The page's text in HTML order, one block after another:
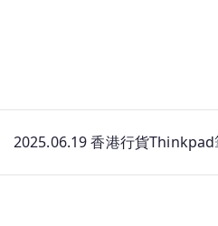
2025.06.19 香港行貨Thinkpad